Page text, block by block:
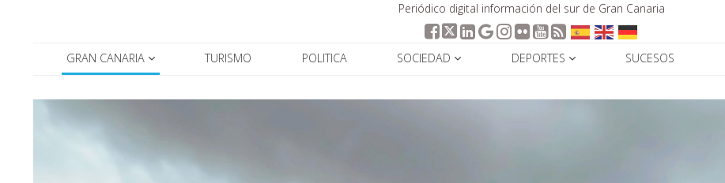
Periódico digital información del sur de Gran Canaria
GRAN CANARIA TURISMO POLITICA SOCIEDAD DEPORTES SUCESOS